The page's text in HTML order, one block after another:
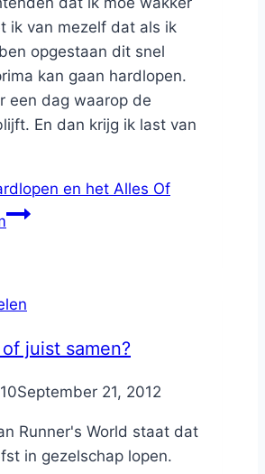
ik van mezelf dat als ik
opgestaan dit snel
kan gaan hardlopen.
een dag waarop de
En dan krijg ik last van
en het Alles Of
juist samen?
September 21, 2012
Runner's World staat dat
in gezelschap lopen.